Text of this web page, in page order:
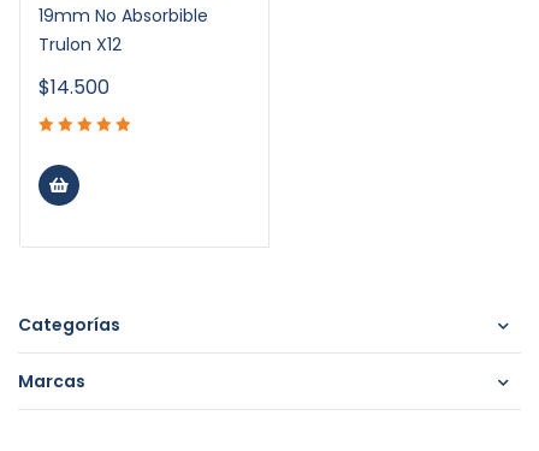
Categorías
Marcas
19mm No Absorbible
Trulon X12
$14.500